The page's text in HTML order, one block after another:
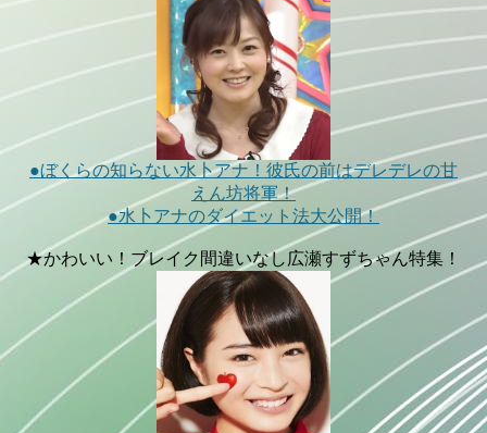
●ぼくらの知らない水卜アナ！彼氏の前はデレデレの甘
えん坊将軍！
●水卜アナのダイエット法大公開！
★かわいい！ブレイク間違いなし広瀬すずちゃん特集！